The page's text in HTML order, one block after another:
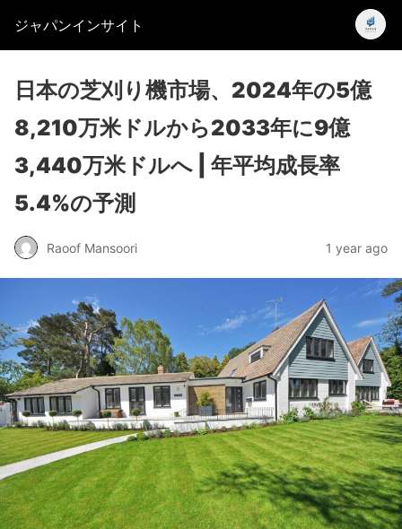
ジャパンインサイト
日本の芝刈り機市場、2024年の5億
8,210万米ドルから2033年に9億
3,440万米ドルへ | 年平均成長率
5.4%の予測
Raoof Mansoori 1 year ago